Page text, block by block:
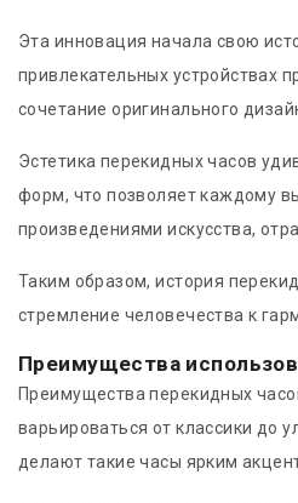
Эта инновация начала свою
привлекательных устройствах
сочетание оригинального
Эстетика перекидных часов
форм, что позволяет каждому
произведениями искусства,
Таким образом, история
стремление человечества к
Преимущества
Преимущества перекидных
варьироваться от классики до
делают такие часы ярким